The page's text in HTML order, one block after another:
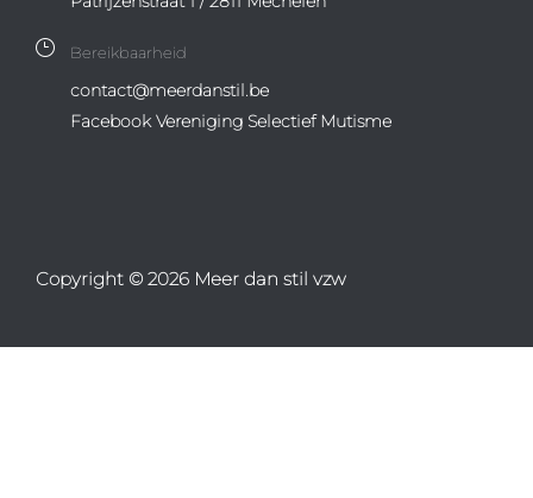
Bereikbaarheid
contact@meerdanstil.be
Facebook Vereniging Selectief Mutisme
Copyright © 2026 Meer dan stil vzw